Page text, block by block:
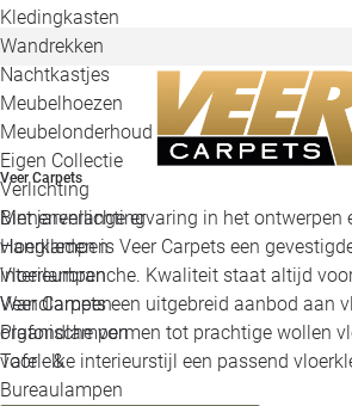
Kledingkasten
Wandrekken
Nachtkastjes
Meubelhoezen
Meubelonderhoud
Eigen Collectie
Verlichting
Binnenverlichting
Hanglampen
Vloerlampen
Wandlampen
Plafondlampen
Tafel- &
Bureaulampen
Veer Carpets
Met jarenlange ervaring in het ontwerpen
vloerkleden is Veer Carpets een
interieurbranche. Kwaliteit staat altijd
Veer Carpets een uitgebreid aanbod aan
organische vormen tot prachtige wollen
voor elke interieurstijl een passend